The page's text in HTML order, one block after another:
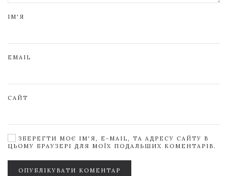
ІМ'Я
EMAIL
САЙТ
ЗБЕРЕГТИ МОЄ ІМ'Я, E-MAIL, ТА АДРЕСУ САЙТУ В
ЦЬОМУ БРАУЗЕРІ ДЛЯ МОЇХ ПОДАЛЬШИХ КОМЕНТАРІВ.
ОПУБЛІКУВАТИ КОМЕНТАР